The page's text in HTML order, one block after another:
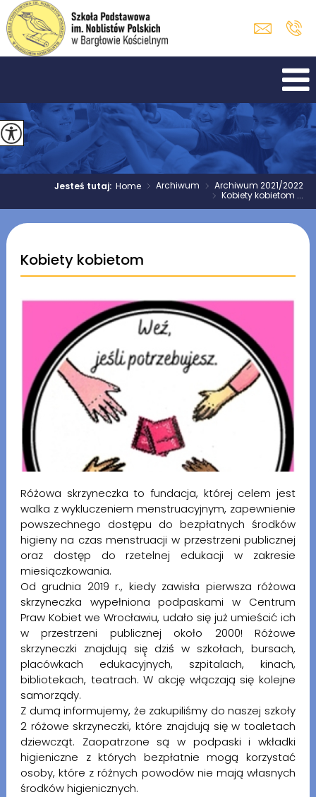
Jesteś tutaj:Home > Archiwum > Archiwum 2021/2022
> Kobiety kobietom ...
Kobiety kobietom
Różowa skrzyneczka to fundacja, której celem jest
walka z wykluczeniem menstruacyjnym, zapewnienie
powszechnego dostępu do bezpłatnych środków
higieny na czas menstruacji w przestrzeni publicznej
oraz dostęp do rzetelnej edukacji w zakresie
miesiączkowania.
Od grudnia 2019 r., kiedy zawisła pierwsza różowa
skrzyneczka wypełniona podpaskami w Centrum
Praw Kobiet we Wrocławiu, udało się już umieścić ich
w przestrzeni publicznej około 2000! Różowe
skrzyneczki znajdują się̨ dziś́ w szkołach, bursach,
placówkach edukacyjnych, szpitalach, kinach,
bibliotekach, teatrach. W akcję włączają się kolejne
samorządy.
Z dumą informujemy, że zakupiliśmy do naszej szkoły
2 różowe skrzyneczki, które znajdują się w toaletach
dziewcząt. Zaopatrzone są w podpaski i wkładki
higieniczne z których bezpłatnie mogą korzystać
osoby, które z różnych powodów nie mają własnych
środków higienicznych.